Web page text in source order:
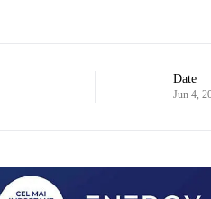
Date
Jun 4,